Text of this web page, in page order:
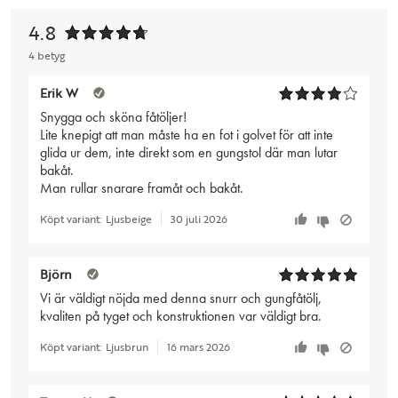
4.8
4 betyg
Erik W
Snygga och sköna fåtöljer!
Lite knepigt att man måste ha en fot i golvet för att inte
glida ur dem, inte direkt som en gungstol där man lutar
bakåt.
Man rullar snarare framåt och bakåt.
Köpt variant: Ljusbeige 30 juli 2026
Björn
Vi är väldigt nöjda med denna snurr och gungfåtölj,
kvaliten på tyget och konstruktionen var väldigt bra.
Köpt variant: Ljusbrun 16 mars 2026